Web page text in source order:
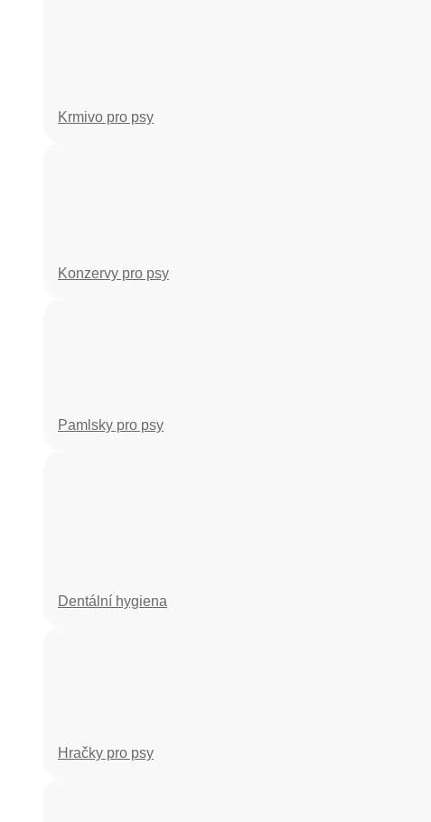
Krmivo pro psy
Konzervy pro psy
Pamlsky pro psy
Dentální hygiena
Hračky pro psy